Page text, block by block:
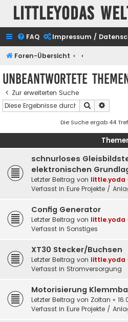
Littleyodas
FAQ Impressum /
Foren-Übersicht
Unbeantwortete
Zur erweiterten Suche
Suche
Die Suche ergab 44
schnurloses
elektronischen
Letzter Beitrag von little.yoda
Verfasst in Eure Projekte /
Config Generator
Letzter Beitrag von little.yoda
Verfasst in Sonstiges
XT30 Stecker/Buchsen
Letzter Beitrag von little.yoda
Verfasst in Stromversorgung
Motorisierung
Letzter Beitrag von Zoltan «
Verfasst in Eure Projekte /